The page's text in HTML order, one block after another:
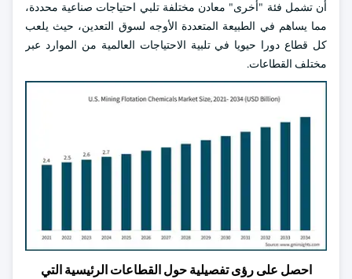
أن تشمل فئة "أخرى" معادن مختلفة تلبي احتياجات صناعية محددة،
مما يساهم في الطبيعة المتعددة الأوجه لسوق التعدين، حيث يلعب
كل قطاع دورا حيويا في تلبية الاحتياجات العالمية من الموارد عبر
مختلف القطاعات.
احصل على رؤى تفصيلية حول القطاعات الرئيسية التي